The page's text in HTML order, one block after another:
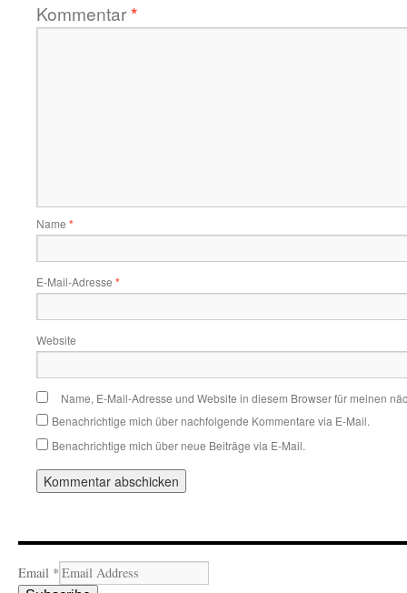
Kommentar*
Name *
E-Mail-Adresse *
Website
Name, E-Mail-Adresse und Website in diesem Browser für meinen
Benachrichtige mich über nachfolgende Kommentare via E-Mail.
Benachrichtige mich über neue Beiträge via E-Mail.
Email *